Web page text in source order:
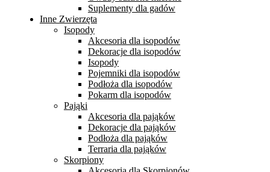
Suplementy dla gadów
Inne Zwierzęta
Isopody
Akcesoria dla isopodów
Dekoracje dla isopodów
Isopody
Pojemniki dla isopodów
Podłoża dla isopodów
Pokarm dla isopodów
Pająki
Akcesoria dla pająków
Dekoracje dla pająków
Podłoża dla pająków
Terraria dla pająków
Skorpiony